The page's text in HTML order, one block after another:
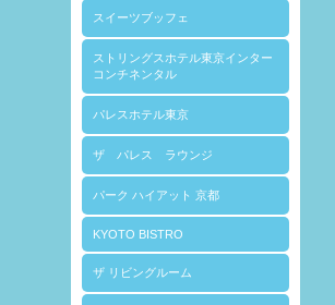
スイーツブッフェ
ストリングスホテル東京インター
コンチネンタル
パレスホテル東京
ザ パレス ラウンジ
パーク ハイアット 京都
KYOTO BISTRO
ザ リビングルーム